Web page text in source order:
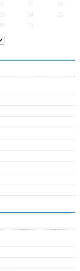
16 17
24
25
31